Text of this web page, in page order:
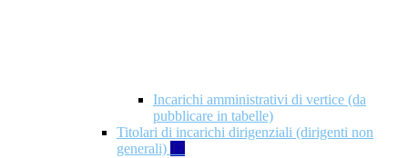
Incarichi amministrativi di vertice (da
pubblicare in tabelle)
Titolari di incarichi dirigenziali (dirigenti non
generali) 17